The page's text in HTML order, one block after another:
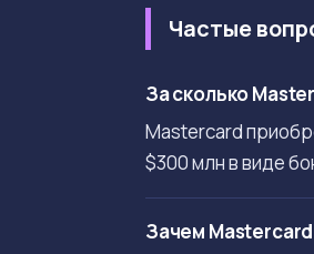
Частые
За сколько
Mastercard
$300 млн в виде
Зачем